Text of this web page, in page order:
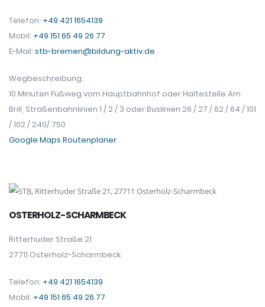
Telefon: +49 421 1654139
Mobil: +49 151 65 49 26 77
E-Mail: stb-bremen@bildung-aktiv.de
Wegbeschreibung:
10 Minuten Fußweg vom Hauptbahnhof oder Haltestelle Am
Brill, Straßenbahnlinien 1 / 2 / 3 oder Buslinien 26 / 27 / 62 / 64 / 101
/ 102 / 240/ 750
Google Maps Routenplaner
OSTERHOLZ-SCHARMBECK
Ritterhuder Straße 21
27711 Osterholz-Scharmbeck
Telefon: +49 421 1654139
Mobil: +49 151 65 49 26 77